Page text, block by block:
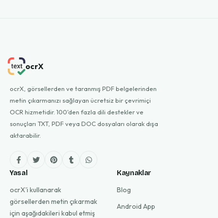
ocrX
ocrX, görsellerden ve taranmış PDF belgelerinden
metin çıkarmanızı sağlayan ücretsiz bir çevrimiçi
OCR hizmetidir. 100'den fazla dili destekler ve
sonuçları TXT, PDF veya DOC dosyaları olarak dışa
aktarabilir.
Yasal
ocrX'i kullanarak
görsellerden metin çıkarmak
için aşağıdakileri kabul etmiş
Kaynaklar
Blog
Android App